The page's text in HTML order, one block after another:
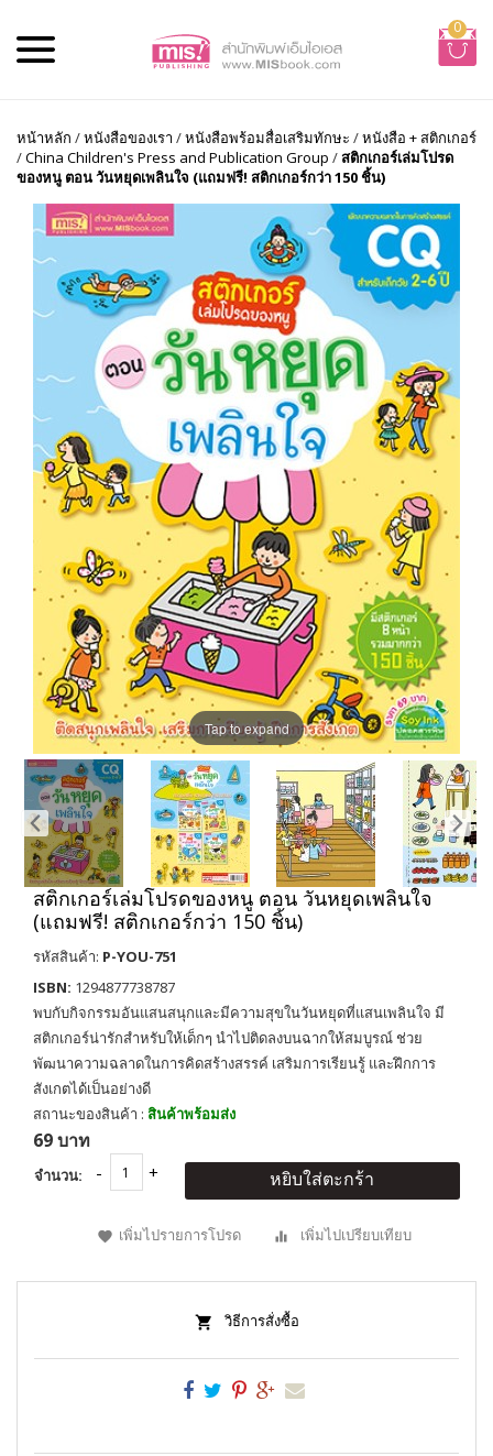
0
หน้าหลัก /หนังสือของเรา /หนังสือพร้อมสื่อเสริมทักษะ /หนังสือ + สติกเกอร์
/China Children's Press and Publication Group /สติกเกอร์เล่มโปรด
ของหนู ตอน วันหยุดเพลินใจ (แถมฟรี! สติกเกอร์กว่า 150 ชิ้น)
Tap to expand
สติกเกอร์เล่มโปรดของหนู ตอน วันหยุดเพลินใจ
(แถมฟรี! สติกเกอร์กว่า 150 ชิ้น)
รหัสสินค้า: P-YOU-751
ISBN: 1294877738787
พบกับกิจกรรมอันแสนสนุกและมีความสุขในวันหยุดที่แสนเพลินใจ มี
สติกเกอร์น่ารักสำหรับให้เด็กๆ นำไปติดลงบนฉากให้สมบูรณ์ ช่วย
พัฒนาความฉลาดในการคิดสร้างสรรค์ เสริมการเรียนรู้ และฝึกการ
สังเกตได้เป็นอย่างดี
สถานะของสินค้า : สินค้าพร้อมส่ง
69 บาท
จำนวน: หยิบใส่ตะกร้า
เพิ่มไปรายการโปรด เพิ่มไปเปรียบเทียบ
วิธีการสั่งซื้อ